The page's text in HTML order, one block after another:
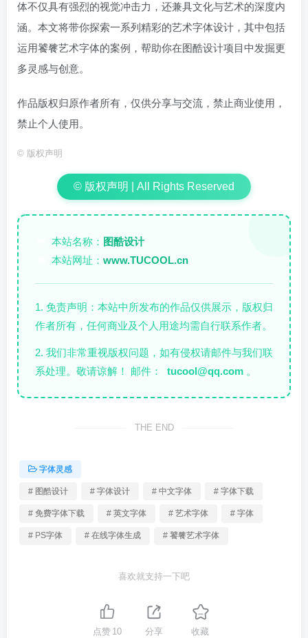
体不仅具有强烈的视觉冲击力，还兼具文化与艺术的深度内
涵。本文将带你探索一系列精彩的艺术字体设计，其中包括
运用饕餮艺术字体的案例，帮助你在图酷设计项目中发掘更
多灵感与创意。
作品版权归原作者所有，仅供分享与交流，禁止商业使用，
禁止个人使用。
© 版权声明
© 版权声明 | All Rights Reserved
本站名称： 图酷设计
本站网址： www.TUCOOL.cn
1. 免责声明：本站中所发布的作品仅供展示，版权归
作者所有，任何商业及个人用途均需自行联系作者。
2. 我们非常重视版权问题，如有侵权请邮件与我们联
系处理。敬请谅解！ 邮件：
tucool@qq.com 。
THE END
字体灵感
# 图酷设计 # 字体设计 # 中文字体 # 字体下载
# 免费字体下载 # 英文字体 # 艺术字体 # 字体
# PS字体 # 在线字体生成 # 饕餮艺术字体
喜欢就支持一下吧
点赞 10 分享 收藏